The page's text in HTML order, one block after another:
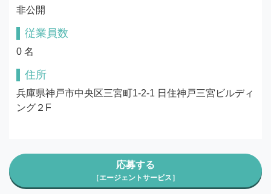
非公開
従業員数
0 名
住所
兵庫県神戸市中央区三宮町1-2-1 日住神戸三宮ビルディ
ング２F
応募する
［エージェントサービス］